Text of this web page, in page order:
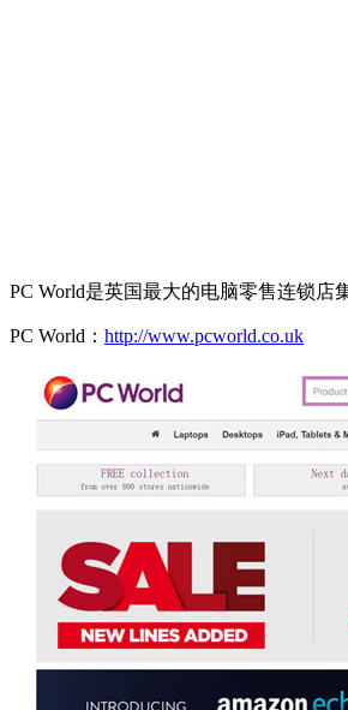
PC World是英国最大的电脑零售连锁店
PC World： http://www.pcworld.co.uk